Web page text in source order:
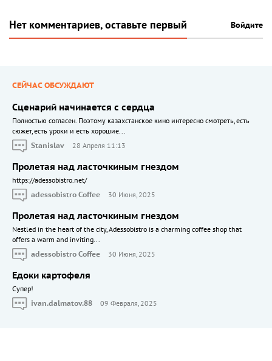
Нет комментариев, оставьте первый Войдите
СЕЙЧАС ОБСУЖДАЮТ
Сценарий начинается с сердца
Полностью согласен. Поэтому казахстанское кино интересно смотреть, есть
сюжет, есть уроки и есть хорошие...
Stanislav
28 Апреля 11:13
Пролетая над ласточкиным гнездом
https://adessobistro.net/
adessobistro Coffee
30 Июня, 2025
Пролетая над ласточкиным гнездом
Nestled in the heart of the city, Adessobistro is a charming coffee shop that
offers a warm and inviting...
adessobistro Coffee
30 Июня, 2025
Едоки картофеля
Cупер!
ivan.dalmatov.88
09 Февраля, 2025